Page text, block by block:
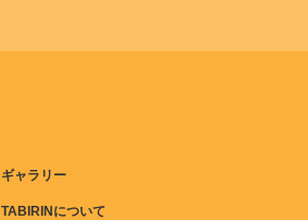
ギャラリー
TABIRINについて